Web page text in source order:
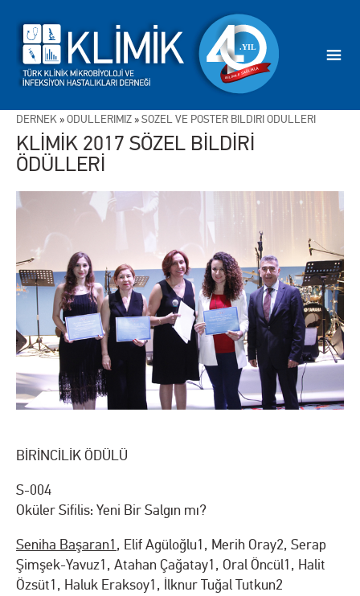
DERNEK »ÖDÜLLERİMİZ »SÖZEL VE POSTER BİLDİRİ ÖDÜLLERİ
KLİMİK 2017 SÖZEL BİLDİRİ
ÖDÜLLERİ
BİRİNCİLİK ÖDÜLÜ
S-004
Oküler Sifilis: Yeni Bir Salgın mı?
Seniha Başaran1 , Elif Agüloğlu1 , Merih Oray2, Serap
Şimşek-Yavuz1 , Atahan Çağatay1 , Oral Öncül1 , Halit
Özsüt1 , Haluk Eraksoy1 , İlknur Tuğal Tutkun2